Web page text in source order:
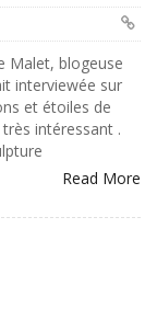
Malet, blogeuse
interviewée sur
et étoiles de
intéressant .
Read More